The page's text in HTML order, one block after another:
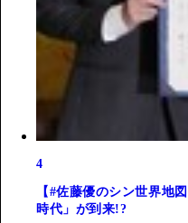
4
【#佐藤優のシン世界地
時代」が到来!?